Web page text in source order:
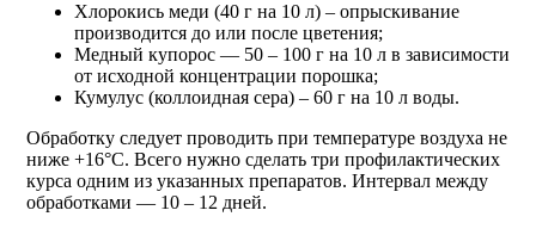
Хлорокись меди (40 г на 10 л) – опрыскивание
производится до или после цветения;
Медный купорос — 50 – 100 г на 10 л в зависимости
от исходной концентрации порошка;
Кумулус (коллоидная сера) – 60 г на 10 л воды.
Обработку следует проводить при температуре воздуха не
ниже +16°С. Всего нужно сделать три профилактических
курса одним из указанных препаратов. Интервал между
обработками — 10 – 12 дней.